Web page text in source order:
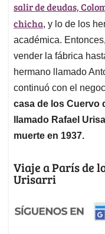
salir de deudas,
chicha, y lo de los
académica.
vender la fábrica
hermano llamado
continuó con el
casa de los Cuervo
llamado Rafael
muerte en 1937.
Viaje a París de
Urisarri